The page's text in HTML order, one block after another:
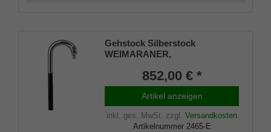
Gehstock Silberstock
WEIMARANER,
aus echtem 925/1000 Sterling
Silber mit fein
herausgearbeitetem Hundekopf
der Rasse Weimaraner,
aufgesetzt auf einen Stock aus
852,00 € *
Artikel anzeigen
inkl. ges. MwSt. zzgl. Versandkosten
Artikelnummer 2465-E